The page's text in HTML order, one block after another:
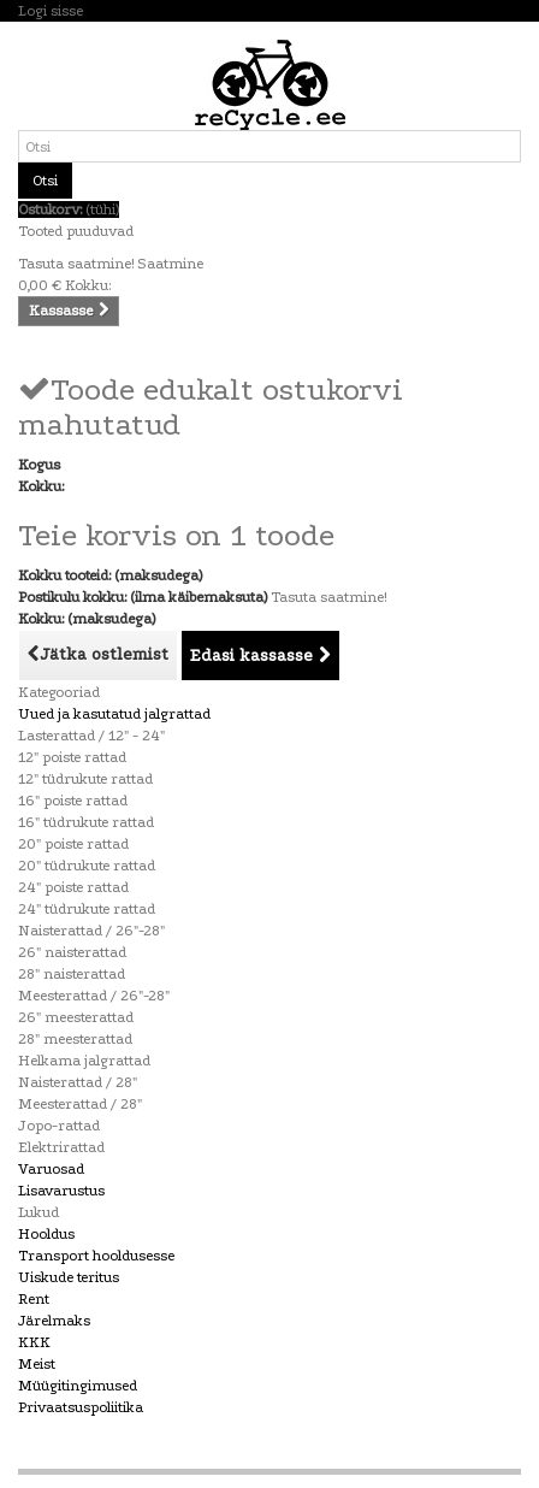
Logi sisse
Otsi
Ostukorv: (tühi)
Tooted puuduvad
Tasuta saatmine! Saatmine
0,00 € Kokku:
Kassasse
Toode edukalt ostukorvi
mahutatud
Kogus
Kokku:
Teie korvis on 1 toode
Kokku tooteid: (maksudega)
Postikulu kokku: (ilma käibemaksuta) Tasuta saatmine!
Kokku: (maksudega)
Jätka ostlemist Edasi kassasse
Kategooriad
Uued ja kasutatud jalgrattad
Lasterattad / 12" - 24"
12" poiste rattad
12" tüdrukute rattad
16" poiste rattad
16" tüdrukute rattad
20" poiste rattad
20" tüdrukute rattad
24" poiste rattad
24" tüdrukute rattad
Naisterattad / 26"-28"
26" naisterattad
28" naisterattad
Meesterattad / 26"-28"
26" meesterattad
28" meesterattad
Helkama jalgrattad
Naisterattad / 28"
Meesterattad / 28"
Jopo-rattad
Elektrirattad
Varuosad
Lisavarustus
Lukud
Hooldus
Transport hooldusesse
Uiskude teritus
Rent
Järelmaks
KKK
Meist
Müügitingimused
Privaatsuspoliitika